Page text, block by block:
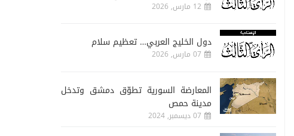
12 مارس, 2026
دول الخليج العربي… تعظيم سلام
07 مارس, 2026
المعارضة السورية تطوّق دمشق وتدخل
مدينة حمص
07 ديسمبر, 2024